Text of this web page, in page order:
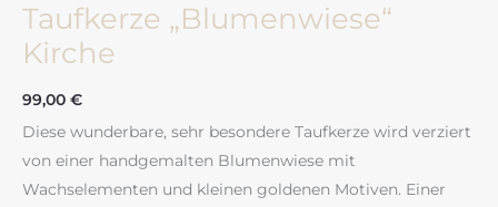
Taufkerze „Blumenwiese“
Kirche
99,00 €
Diese wunderbare, sehr besondere Taufkerze wird verziert
von einer handgemalten Blumenwiese mit
Wachselementen und kleinen goldenen Motiven. Einer